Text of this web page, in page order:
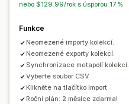
nebo $129.99/rok s úsporou 17 %
Funkce
Neomezené importy kolekcí.
Neomezené exporty kolekcí.
Synchronizace metapolí kolekcí.
Vyberte soubor CSV
Klikněte na tlačítko Import
Roční plán: 2 měsíce zdarma!